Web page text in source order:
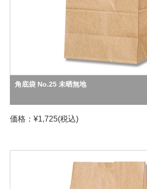
角底袋 No.25 未晒無地
価格：¥1,725(税込)